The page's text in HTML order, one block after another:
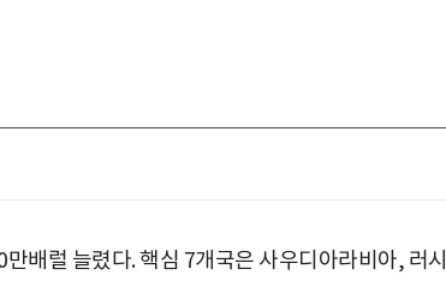
배럴 늘렸다. 핵심 7개국은 사우디아라비아, 러시